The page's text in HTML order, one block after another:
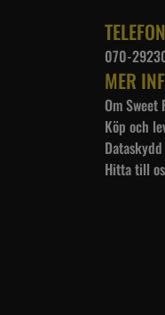
TELEFON
070-
MER
Om Sweet
Köp och
Hitta till